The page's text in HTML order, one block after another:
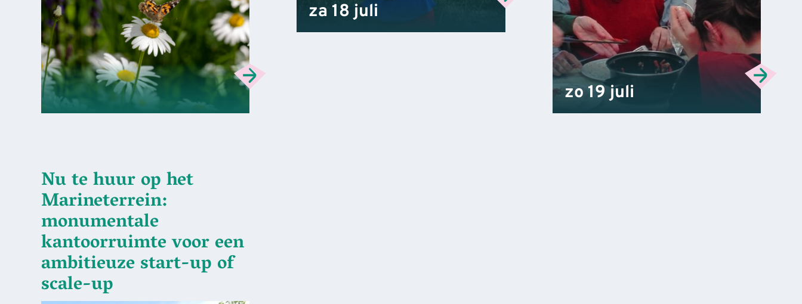
za 18 juli
zo 19 juli
Nu te huur op het
Marineterrein:
monumentale
kantoorruimte voor een
ambitieuze start-up of
scale-up